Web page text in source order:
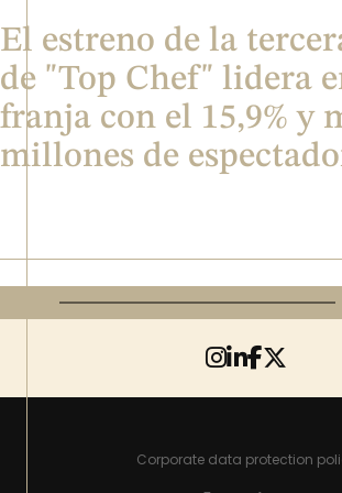
El estreno de la
de "Top Chef" lidera
franja con el 15,9% y
millones de
Corporate data protection